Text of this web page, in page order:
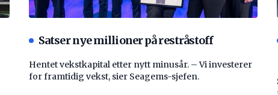
Satser nye millioner på restråstoff
Hentet vekstkapital etter nytt minusår. – Vi investerer
for framtidig vekst, sier Seagems-sjefen.